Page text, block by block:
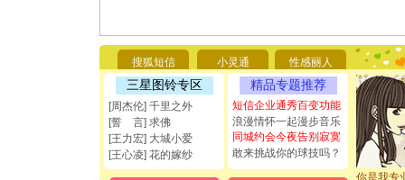
搜狐短信 小灵通 性感丽人
三星图铃专区
[周杰伦] 千里之外
[誓 言] 求佛
[王力宏] 大城小爱
[王心凌] 花的嫁纱
精品专题推荐
短信企业通秀百变功能
浪漫情怀一起漫步音乐
同城约会今夜告别寂寞
敢来挑战你的球技吗？
你太多，
要平安！
[圣诞节]
能正大光
都要快乐
[圣诞节]
如意,快
[元旦]看
断电。爱
你是我专